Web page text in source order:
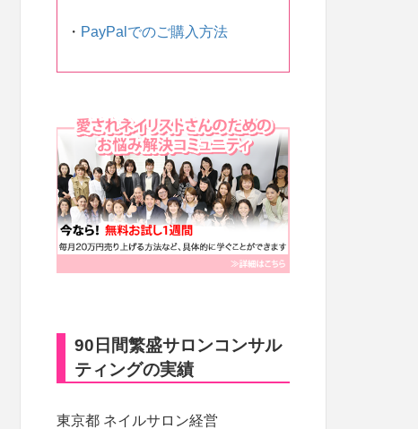
・ PayPalでのご購入方法
90日間繁盛サロンコンサル
ティングの実績
東京都 ネイルサロン経営